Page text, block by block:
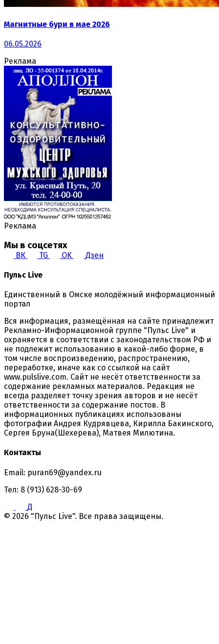
Магнитные бури в мае 2026
06.05.2026
Реклама
Реклама
Мы в соцсетях
ВК TG OK Дзен
Пульс Live
Единственный в Омске молодёжный информационный
портал
Вся информация, размещённая на сайте принадлежит
Рекламно-Информационной группе "Пульс Live" и
охраняется в соответствии с законодательством РФ и
не подлежит использованию в какой-либо форме, в
том числе воспроизведению, распространению,
переработке, иначе как со ссылкой на сайт
www.pulslive.com. Сайт не несёт ответственности за
содержание рекламных материалов. Редакция не
всегда разделяет точку зрения авторов и не несёт
ответственности за содержание постов. В
информационных публикациях использованы
фотографии Андрея Кудрявцева, Кирилла Бакинского,
Сергея Бруна(Шехерева), Матвея Милютина.
Контакты
Email: puran69@yandex.ru
Тел: 8 (913) 628-30-69
Д
© 2026 "Пульс Live". Все права защищены.